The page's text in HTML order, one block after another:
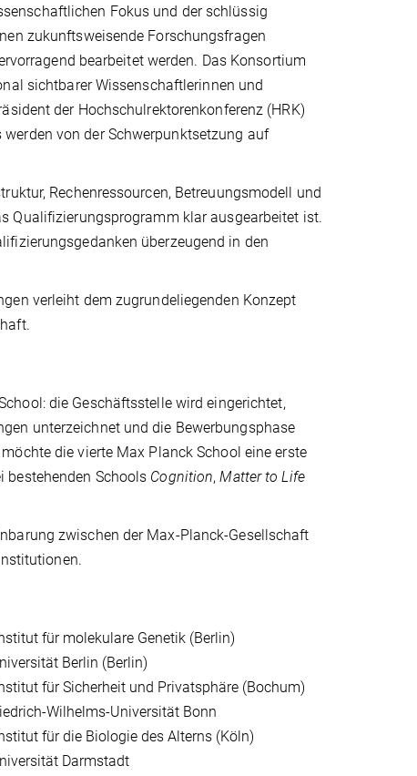
Fokus und der schlüssig
zukunftsweisende Forschungsfragen
bearbeitet werden. Das Konsortium
sichtbarer Wissenschaftlerinnen und
der Hochschulrektorenkonferenz (HRK)
von der Schwerpunktsetzung auf
Rechenressourcen, Betreuungsmodell und
Qualifizierungsprogramm klar ausgearbeitet ist.
überzeugend in den
verleiht dem zugrundeliegenden Konzept
die Geschäftsstelle wird eingerichtet,
unterzeichnet und die Bewerbungsphase
die vierte Max Planck School eine erste
bestehenden Schools Cognition,Matter to Life
zwischen der Max-Planck-Gesellschaft
für molekulare Genetik (Berlin)
Berlin (Berlin)
für Sicherheit und Privatsphäre (Bochum)
Wilhelms-Universität Bonn
für die Biologie des Alterns (Köln)
Darmstadt